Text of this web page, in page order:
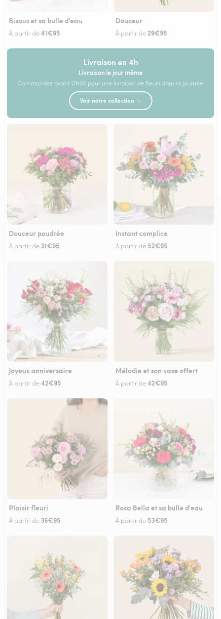
Bisous et sa bulle d'eau
À partir de41€95
Douceur
À partir de29€95
Livraison en 4h
Livraison le jour même
Commandez avant 17h00 pour une livraison de fleurs dans la journée
Voir notre collection →
Douceur poudrée
À partir de 31€95
Instant complice
À partir de 52€95
Joyeux anniversaire
À partir de42€95
Mélodie et son vase offert
À partir de42€95
Plaisir fleuri
À partir de 36€95
Rosa Bella et sa bulle d'eau
À partir de 53€95